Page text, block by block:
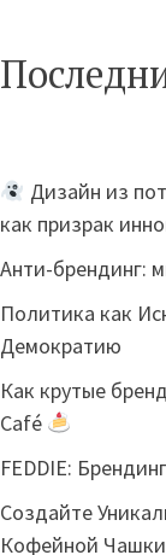
Дизайн из
как призрак
Анти-брендинг:
Политика как
Демократию
Как крутые
Café
FEDDIE:
Создайте
Кофейной Чашки